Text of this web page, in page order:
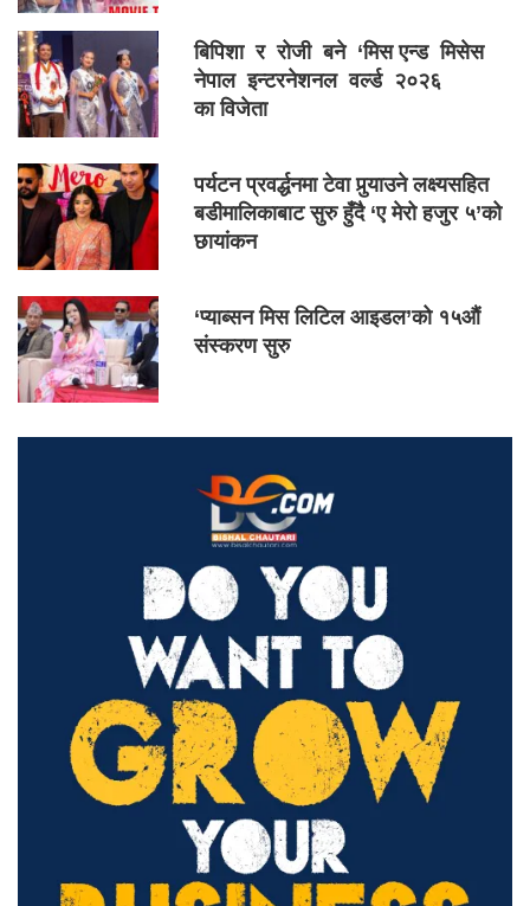
बिपिशा र रोजी बने ‘मिस एन्ड मिसेस
नेपाल इन्टरनेशनल वर्ल्ड २०२६
का विजेता
पर्यटन प्रवर्द्धनमा टेवा पुर्‍याउने लक्ष्यसहित
बडीमालिकाबाट सुरु हुँदै ‘ए मेरो हजुर ५’को
छायांकन
‘प्याब्सन मिस लिटिल आइडल’को १५औं
संस्करण सुरु